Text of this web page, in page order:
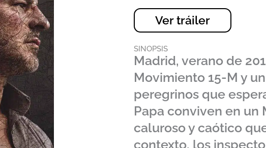
Ver tráiler
SINOPSIS
Madrid, verano de
Movimiento 15-M y
peregrinos que
Papa conviven en un
caluroso y caótico
contexto, los